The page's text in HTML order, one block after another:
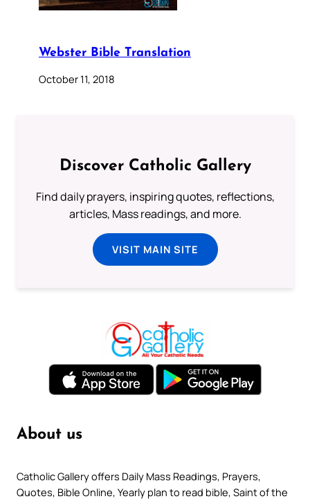
Webster Bible Translation
October 11, 2018
Discover Catholic Gallery
Find daily prayers, inspiring quotes, reflections,
articles, Mass readings, and more.
VISIT MAIN SITE
About us
Catholic Gallery offers Daily Mass Readings, Prayers,
Quotes, Bible Online, Yearly plan to read bible, Saint of the